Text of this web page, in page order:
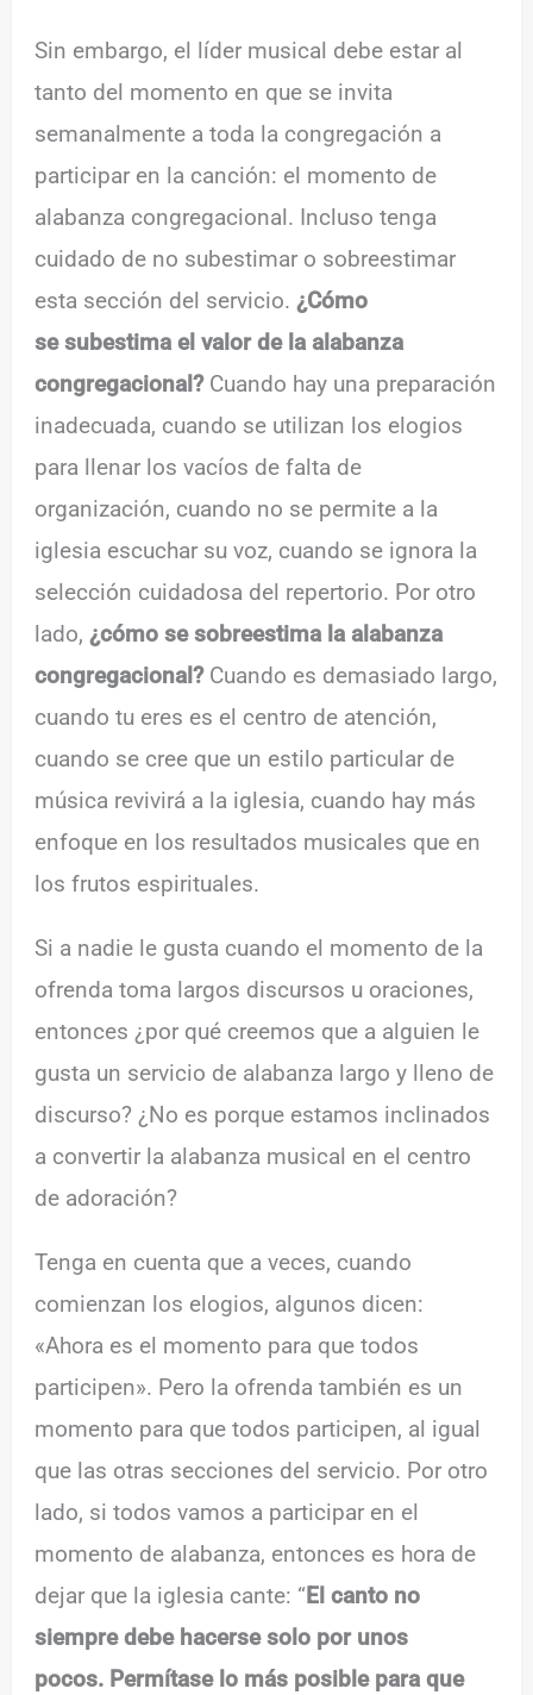
Sin embargo, el líder musical debe estar al
tanto del momento en que se invita
semanalmente a toda la congregación a
participar en la canción: el momento de
alabanza congregacional. Incluso tenga
cuidado de no subestimar o sobreestimar
esta sección del servicio.¿Cómo
se subestima el valor de la alabanza
congregacional?Cuando hay una preparación
inadecuada, cuando se utilizan los elogios
para llenar los vacíos de falta de
organización, cuando no se permite a la
iglesia escuchar su voz, cuando se ignora la
selección cuidadosa del repertorio. Por otro
lado,¿cómo se sobreestima la alabanza
congregacional?Cuando es demasiado largo,
cuando tu eres es el centro de atención,
cuando se cree que un estilo particular de
música revivirá a la iglesia, cuando hay más
enfoque en los resultados musicales que en
los frutos espirituales.
Si a nadie le gusta cuando el momento de la
ofrenda toma largos discursos u oraciones,
entonces ¿por qué creemos que a alguien le
gusta un servicio de alabanza largo y lleno de
discurso? ¿No es porque estamos inclinados
a convertir la alabanza musical en el centro
de adoración?
Tenga en cuenta que a veces, cuando
comienzan los elogios, algunos dicen:
«Ahora es el momento para que todos
participen». Pero la ofrenda también es un
momento para que todos participen, al igual
que las otras secciones del servicio. Por otro
lado, si todos vamos a participar en el
momento de alabanza, entonces es hora de
dejar que la iglesia cante: “El canto no
siempre debe hacerse solo por unos
pocos. Permítase lo más posible para que